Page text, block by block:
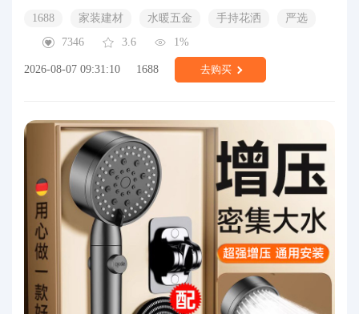
1688 家装建材 水暖五金 手持花洒
严选
7346
3.6 1%
2026-08-07 09:31:10 1688 去购买